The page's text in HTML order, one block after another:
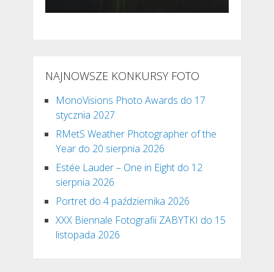
NAJNOWSZE KONKURSY FOTO
MonoVisions Photo Awards do 17
stycznia 2027
RMetS Weather Photographer of the
Year do 20 sierpnia 2026
Estée Lauder – One in Eight do 12
sierpnia 2026
Portret do 4 października 2026
XXX Biennale Fotografii ZABYTKI do 15
listopada 2026